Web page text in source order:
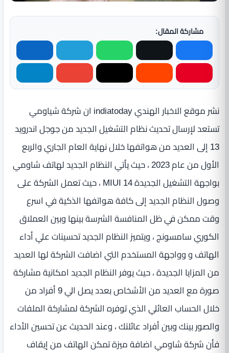
مشاركة المقال:
نشر موقع الاخبار الهندي indiatoday ان شركة شياومي
تستعد لإرسال تحديث نظام التشغيل الجديد من جوجل اندرويد
13 إلى العديد من هواتفها خلال نهاية العام الجاري والربع
الأول من عام 2023 ، حيث يأتي النظام الجديد لهاتف شاومي
بواجهة التشغيل الجديدة MIUI 14 ، حيث تعمل الشركة على
وصول النظام الجديد إلى كافة هواتفها الذكية في اسرع
وقت ممكن في ظل المنافسة الشرسة بينها وبين العملاق
الكوري سامسونج ، ويتميز النظام الجديد تحسينات علي أداء
الهاتف و وواجهة المستخدم التي اضافت الشركة لها العديد
من المزايا الجديدة ، حيث يوفر النظام الجديد امكانية مشاركة
صورة مع العديد من الأشخاص بعدد يصل الي 9 أفراد من
خلال الحساب العائلي الذي توفره الشركة لمشاركة الملفات
والصور بينك وبين أفراد عائلتك ، وعند الحديث عن تحسين الأداء
فأن شركة شاومي اضافة ميزة تمكن الهاتف من إيقاف